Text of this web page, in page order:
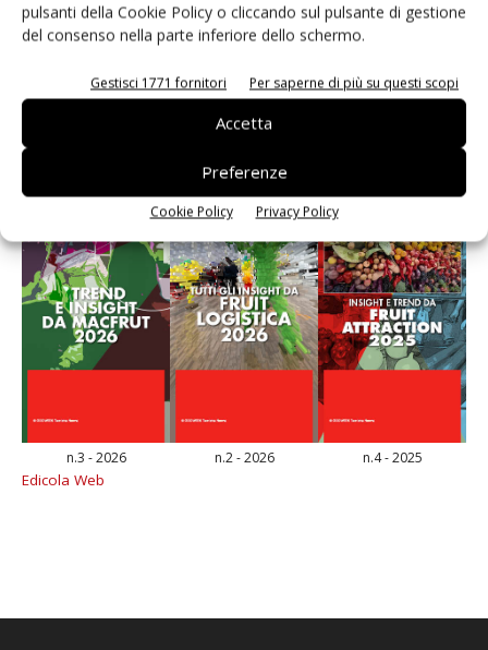
pulsanti della Cookie Policy o cliccando sul pulsante di gestione
del consenso nella parte inferiore dello schermo.
Gestisci 1771 fornitori Per saperne di più su questi scopi
Accetta
Preferenze
Cookie Policy Privacy Policy
E-magazine
n.3 - 2026 n.2 - 2026 n.4 - 2025
Edicola Web